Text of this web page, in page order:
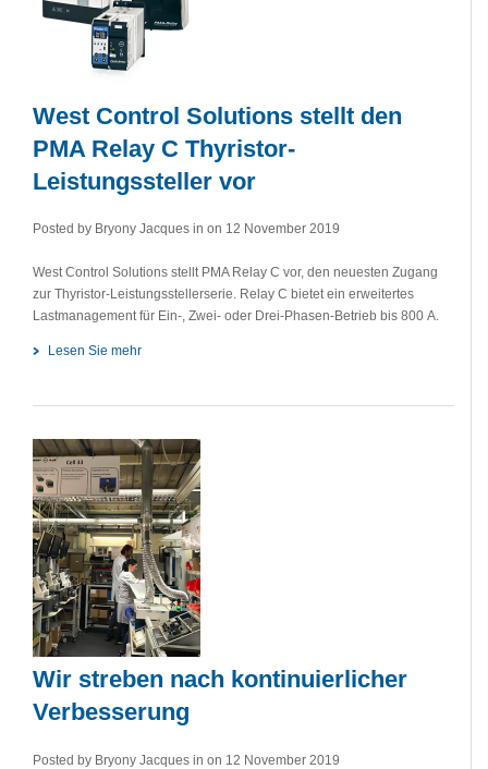
West Control Solutions stellt den
PMA Relay C Thyristor-
Leistungssteller vor
Posted by Bryony Jacques in on 12 November 2019
West Control Solutions stellt PMA Relay C vor, den neuesten Zugang
zur Thyristor-Leistungsstellerserie. Relay C bietet ein erweitertes
Lastmanagement für Ein-, Zwei- oder Drei-Phasen-Betrieb bis 800 A.
Lesen Sie mehr
Wir streben nach kontinuierlicher
Verbesserung
Posted by Bryony Jacques in on 12 November 2019